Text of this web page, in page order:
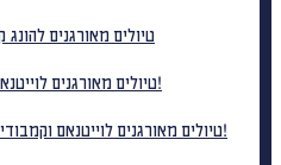
טיולים מאורגנים להונג
טיולים מאורגנים לוייטנאם - בטיסות ישירות!
טיולים מאורגנים לוייטנאם וקמבודיה - בטיסות ישירות!